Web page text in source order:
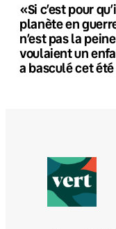
«Si c’est pour
planète en
n’est pas la
voulaient un
a basculé cet été